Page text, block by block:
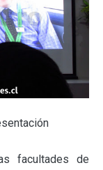
facultades de